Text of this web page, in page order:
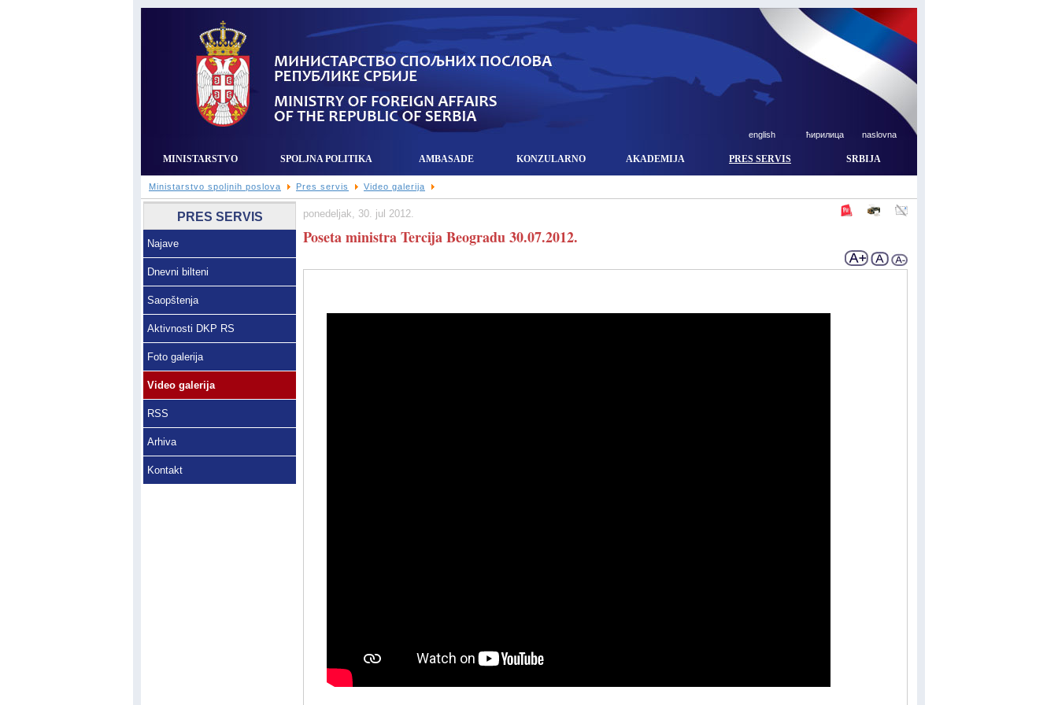
english ћирилица naslovna
MINISTARSTVO SPOLJNA POLITIKA AMBASADE KONZULARNO AKADEMIJA PRES SERVIS SRBIJA
Ministarstvo spoljnih poslova Pres servis Video galerija
PRES SERVIS
Najave
Dnevni bilteni
Saopštenja
Aktivnosti DKP RS
Foto galerija
Video galerija
RSS
Arhiva
Kontakt
ponedeljak, 30. jul 2012.
Poseta ministra Tercija Beogradu 30.07.2012.